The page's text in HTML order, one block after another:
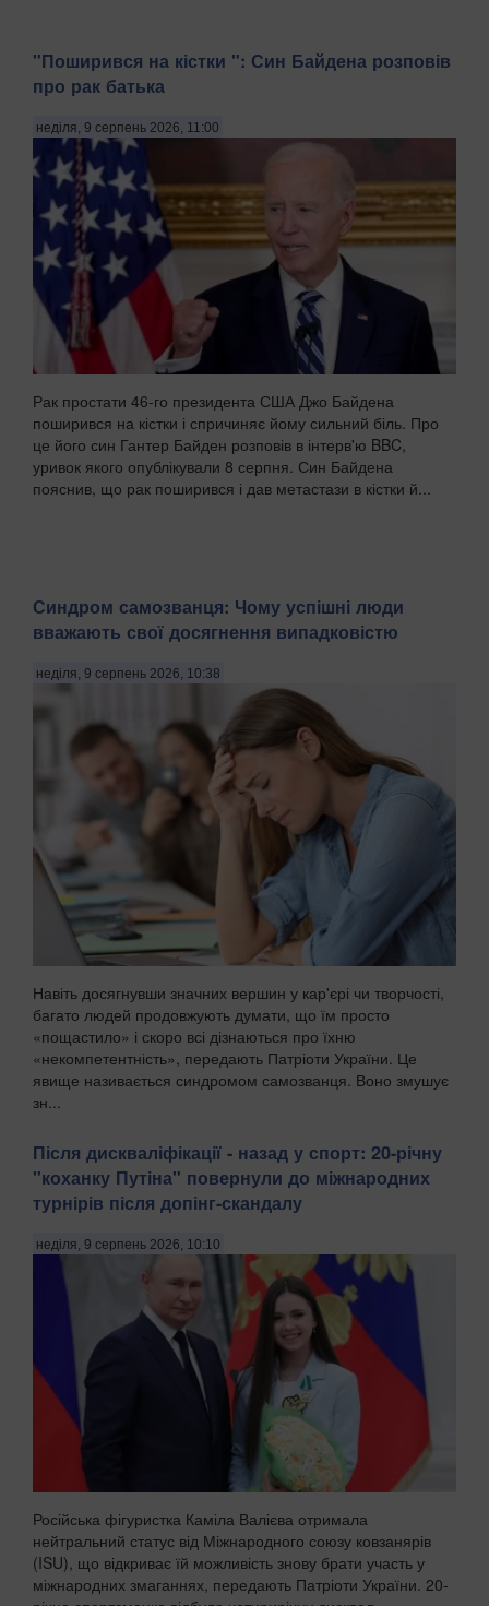
"Поширився на кістки ": Син Байдена розповів
про рак батька
неділя, 9 серпень 2026, 11:00
Рак простати 46-го президента США Джо Байдена
поширився на кістки і спричиняє йому сильний біль. Про
це його син Гантер Байден розповів в інтерв'ю BBC,
уривок якого опублікували 8 серпня. Син Байдена
пояснив, що рак поширився і дав метастази в кістки й...
Синдром самозванця: Чому успішні люди
вважають свої досягнення випадковістю
неділя, 9 серпень 2026, 10:38
Навіть досягнувши значних вершин у кар'єрі чи творчості,
багато людей продовжують думати, що їм просто
«пощастило» і скоро всі дізнаються про їхню
«некомпетентність», передають Патріоти України. Це
явище називається синдромом самозванця. Воно змушує
зн...
Після дискваліфікації - назад у спорт: 20-річну
"коханку Путіна" повернули до міжнародних
турнірів після допінг-скандалу
неділя, 9 серпень 2026, 10:10
Російська фігуристка Каміла Валієва отримала
нейтральний статус від Міжнародного союзу ковзанярів
(ISU), що відкриває їй можливість знову брати участь у
міжнародних змаганнях, передають Патріоти України. 20-